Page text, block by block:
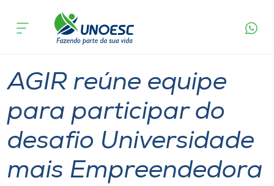
Cursos
Atendimento ao Estudante
Portal de Ensino
acontece
Challenge
AGIR reúne equipe
para participar do
desafio Universidade
mais Empreendedora